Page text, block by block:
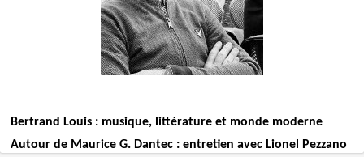
Bertrand Louis : musique, littérature et monde moderne
Autour de Maurice G. Dantec : entretien avec Lionel Pezzano